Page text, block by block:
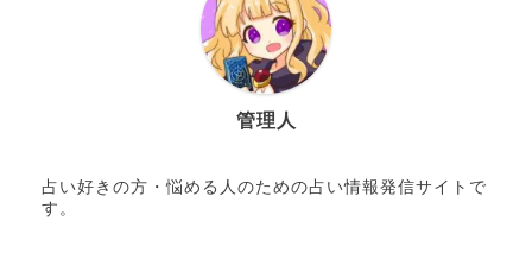
管理人
占い好きの方・悩める人のための占い情報発信サイトで
す。